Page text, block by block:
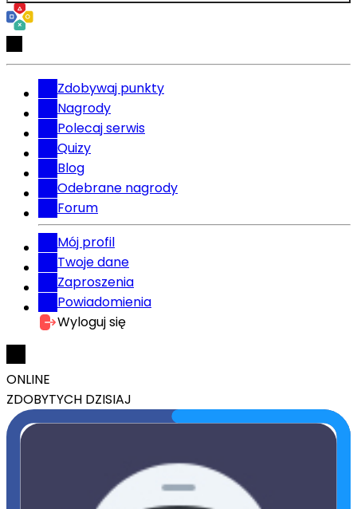
Zdobywaj punkty
Nagrody
Polecaj serwis
Quizy
Blog
Odebrane nagrody
Forum
Mój profil
Twoje dane
Zaproszenia
Powiadomienia
Wyloguj się
ONLINE
ZDOBYTYCH DZISIAJ